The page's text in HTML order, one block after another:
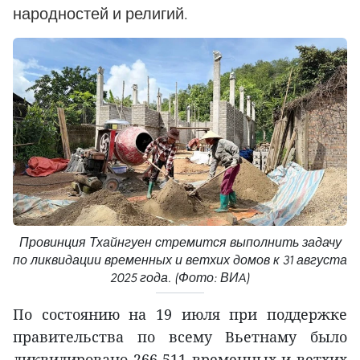
народностей и религий.
Провинция Тхайнгуен стремится выполнить задачу
по ликвидации временных и ветхих домов к 31 августа
2025 года. (Фото: ВИA)
По состоянию на 19 июля при поддержке
правительства по всему Вьетнаму было